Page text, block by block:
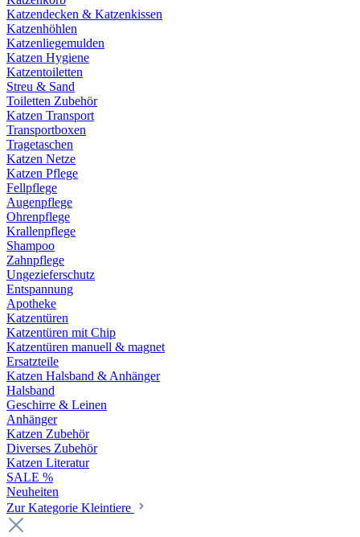
Katzendecken & Katzenkissen
Katzenhöhlen
Katzenliegemulden
Katzen Hygiene
Katzentoiletten
Streu & Sand
Toiletten Zubehör
Katzen Transport
Transportboxen
Tragetaschen
Katzen Netze
Katzen Pflege
Fellpflege
Augenpflege
Ohrenpflege
Krallenpflege
Shampoo
Zahnpflege
Ungezieferschutz
Entspannung
Apotheke
Katzentüren
Katzentüren mit Chip
Katzentüren manuell & magnet
Ersatzteile
Katzen Halsband & Anhänger
Halsband
Geschirre & Leinen
Anhänger
Katzen Zubehör
Diverses Zubehör
Katzen Literatur
SALE %
Neuheiten
Zur Kategorie Kleintiere